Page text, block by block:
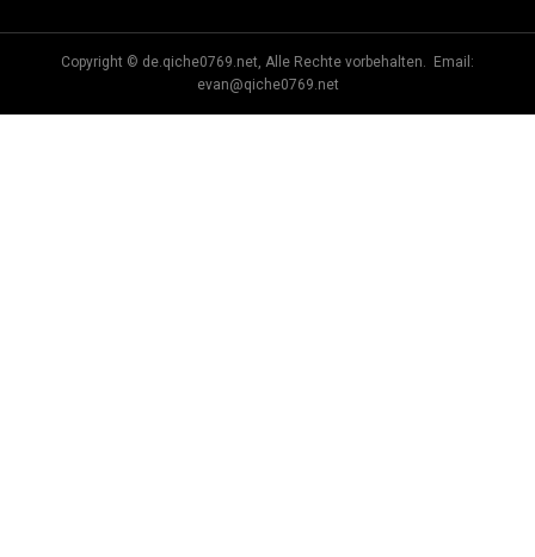
Copyright © de.qiche0769.net, Alle Rechte vorbehalten. Email:
evan@qiche0769.net